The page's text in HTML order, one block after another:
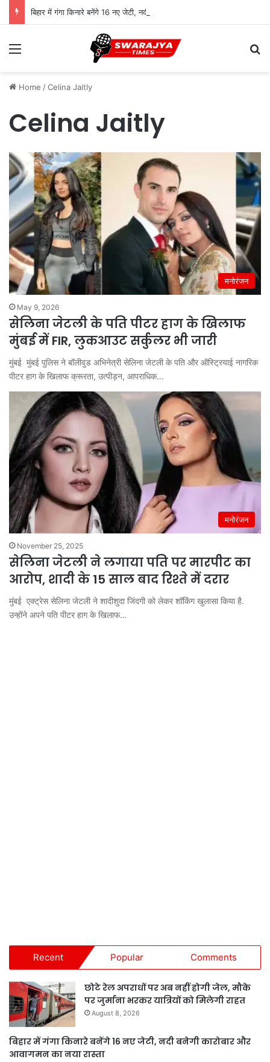
Menu
Home /Celina Jaitly
Celina Jaitly
मनोरंजन
May 9, 2026
सेलिना जेटली के पति पीटर हाग के खिलाफ
मुंबई में FIR, लुकआउट सर्कुलर भी जारी
मुंबई मुंबई पुलिस ने बॉलीवुड अभिनेत्री सेलिना जेटली के पति और ऑस्ट्रियाई नागरिक
पीटर हाग के खिलाफ क्रूरता, उत्पीड़न, आपराधिक…
मनोरंजन
November 25, 2025
सेलिना जेटली ने लगाया पति पर मारपीट का
आरोप, शादी के 15 साल बाद रिश्ते में दरार
मुंबई एक्ट्रेस सेलिना जेटली ने शादीशुदा जिंदगी को लेकर शॉकिंग खुलासा किया है.
उन्होंने अपने पति पीटर हाग के खिलाफ…
Recent Popular Comments
छोटे रेल अपराधों पर अब नहीं होगी जेल, मौके
पर जुर्माना भरकर यात्रियों को मिलेगी राहत
August 8, 2026
बिहार में गंगा किनारे बनेंगे 16 नए जेटी, नदी बनेगी कारोबार और
आवागमन का नया रास्ता